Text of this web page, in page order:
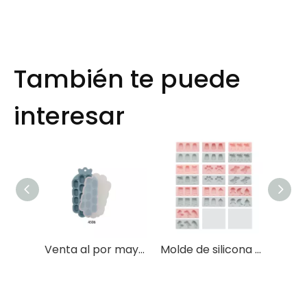
También te puede
interesar
Venta al por mayor de moldes de cubitos de hielo de calidad alimentaria de silicona redondos de congelación rápida para el hogar de gran capacidad con tapas Molde de silicona para helado de dibujos animados con tapa